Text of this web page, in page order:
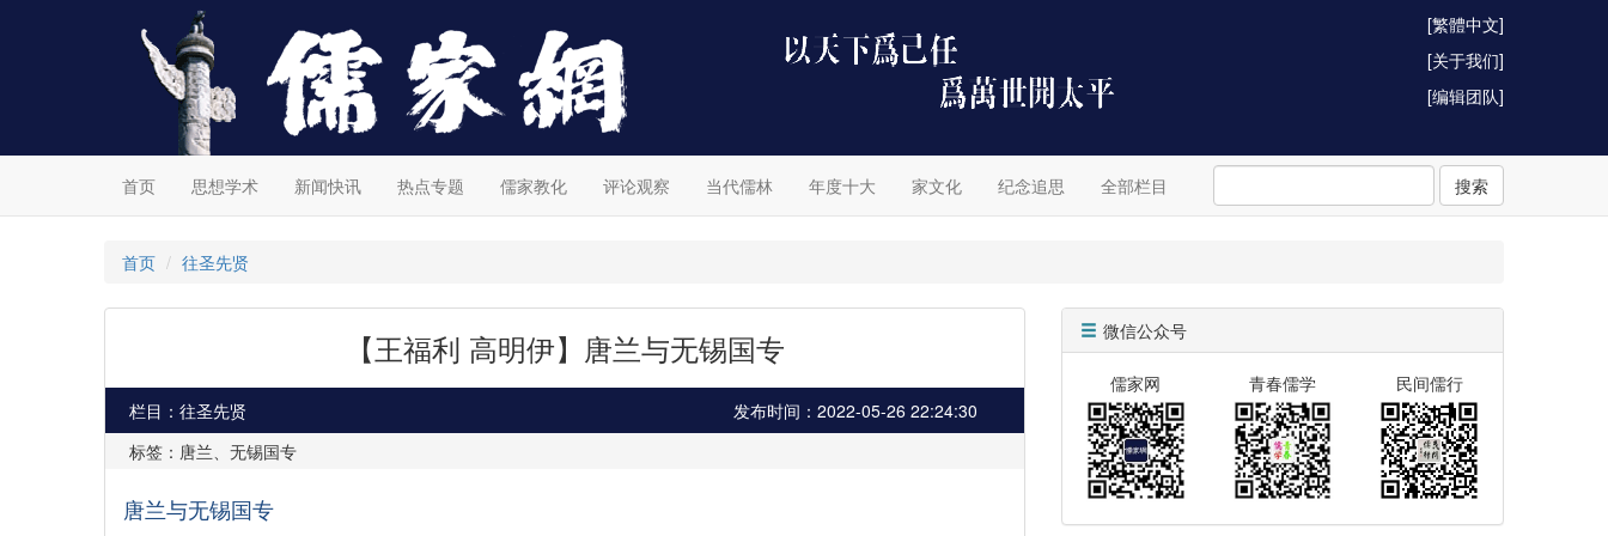
[繁體中文]
[关于我们]
[编辑团队]
首页 思想学术 新闻快讯 热点专题 儒家教化 评论观察 当代儒林 年度十大 家文化 纪念追思 全部栏目 搜索
首页 往圣先贤
【王福利 高明伊】唐兰与无锡国专
栏目：往圣先贤
发布时间：2022-05-26 22:24:30
标签：唐兰、无锡国专
唐兰与无锡国专
微信公众号
儒家网 青春儒学 民间儒行